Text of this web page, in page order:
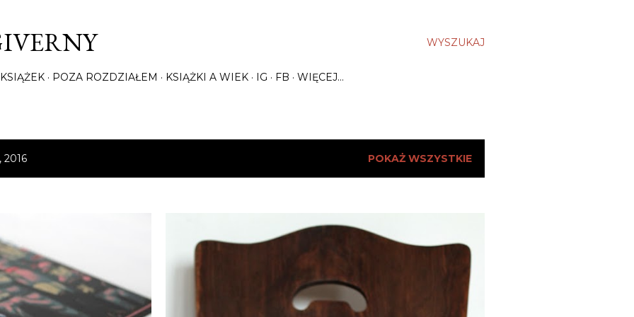
WYSZUKAJ
POZA ROZDZIAŁEM KSIĄŻKI A WIEK IG FB WIĘCEJ…
POKAŻ WSZYSTKIE